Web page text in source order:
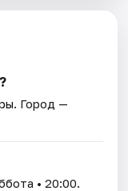
. Город —
• 20:00.